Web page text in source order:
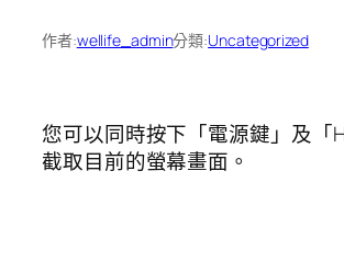
作者:wellife_admin分類:Uncategorized
您可以同時按下「電源鍵」及「
截取目前的螢幕畫面。